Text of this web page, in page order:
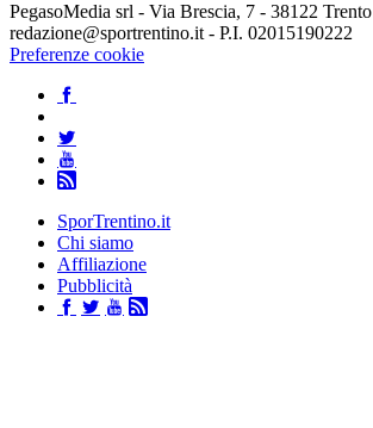
PegasoMedia srl - Via Brescia, 7 - 38122 Trento
redazione@sportrentino.it - P.I. 02015190222
Preferenze cookie
SporTrentino.it
Chi siamo
Affiliazione
Pubblicità